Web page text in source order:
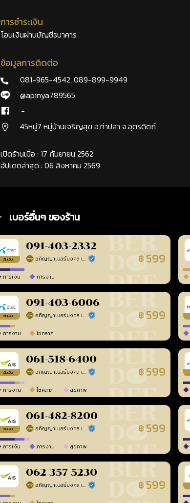
การชำระเงิน
โอนเงินผ่านบัญชีธนาคาร
ข้อมูลการติดต่อ
081-965-4542,089-899-9949
@apinya789565
-
45หมู่7 หมู่บ้านเจริญสุข อ.ท่าปลา จ.อุตรดิตถ์
เปิดร้านเมื่อ : 17 กันยายน 2562
อัปเดตล่าสุด : 06 สิงหาคม 2569
เบอร์อื่นๆ ของร้าน
เติมเงิน
091-403-2332
อภิญญาเบอร์มงคล เบอร์สวยเลขศาสตร์ ร้านยืนยันแล้ว ฿ 599
การเงิน การงาน
เติมเงิน
091-403-6006
อภิญญาเบอร์มงคล เบอร์สวยเลขศาสตร์ ร้านยืนยันแล้ว ฿ 599
การงาน โชคลาภ
เติมเงิน
061-518-6400
อภิญญาเบอร์มงคล เบอร์สวยเลขศาสตร์ ร้านยืนยันแล้ว ฿ 599
การงาน โชคลาภ สุขภาพ
เติมเงิน
061-482-8200
อภิญญาเบอร์มงคล เบอร์สวยเลขศาสตร์ ร้านยืนยันแล้ว ฿ 599
การเงิน การงาน สุขภาพ
062-357-5230
อภิญญาเบอร์มงคล เบอร์สวยเลขศาสตร์ ร้านยืนยันแล้ว ฿ 599